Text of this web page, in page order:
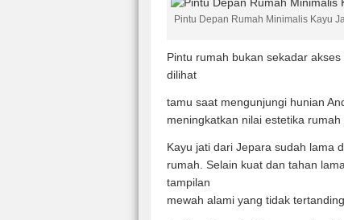
Pintu Depan Rumah Minimalis Kayu
Pintu rumah bukan sekadar
dilihat
tamu saat mengunjungi hunian
meningkatkan nilai estetika rumah
Kayu jati dari Jepara sudah lama
rumah. Selain kuat dan tahan
tampilan
mewah alami yang tidak